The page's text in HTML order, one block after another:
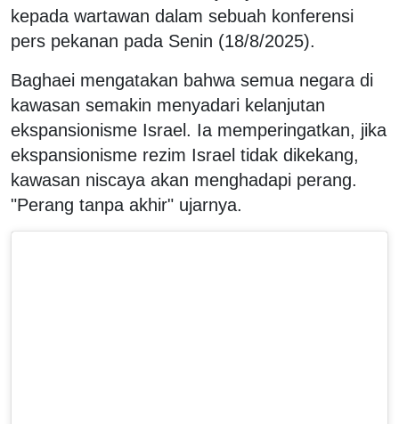
kepada wartawan dalam sebuah konferensi
pers pekanan pada Senin (18/8/2025).
Baghaei mengatakan bahwa semua negara di
kawasan semakin menyadari kelanjutan
ekspansionisme Israel. Ia memperingatkan, jika
ekspansionisme rezim Israel tidak dikekang,
kawasan niscaya akan menghadapi perang.
"Perang tanpa akhir" ujarnya.